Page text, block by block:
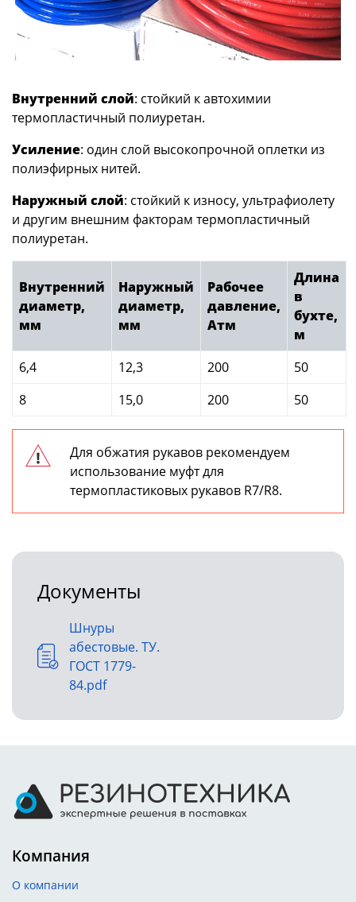
Внутренний слой: стойкий к автохимии
термопластичный полиуретан.
Усиление: один слой высокопрочной оплетки из
полиэфирных нитей.
Наружный слой: стойкий к износу, ультрафиолету
и другим внешним факторам термопластичный
полиуретан.
Внутренний
диаметр,
мм
Наружный
диаметр,
мм
Рабочее
давление,
Атм
Длина
в
бухте,
м
6,4
12,3 200
50
8
15,0 200 50
Для обжатия рукавов рекомендуем
использование муфт для
термопластиковых рукавов R7/R8.
Документы
Шнуры
абестовые. ТУ.
ГОСТ 1779-
84.pdf
Компания
О компании